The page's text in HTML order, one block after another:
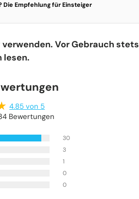
Die Empfehlung für Einsteiger
Vor Gebrauch stets
lesen.
4.85 von 5
Bewertungen
30
3
1
0
0